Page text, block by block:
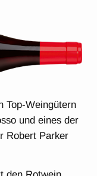
Top-Weingütern
und eines der
Robert Parker